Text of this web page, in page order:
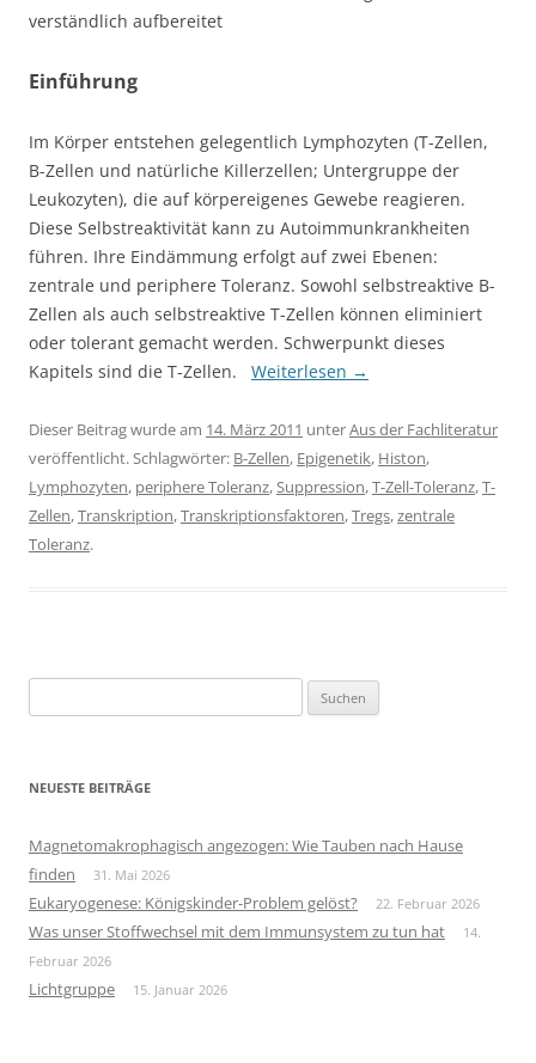
verständlich aufbereitet
Einführung
Im Körper entstehen gelegentlich Lymphozyten (T-Zellen,
B-Zellen und natürliche Killerzellen; Untergruppe der
Leukozyten), die auf körpereigenes Gewebe reagieren.
Diese Selbstreaktivität kann zu Autoimmunkrankheiten
führen. Ihre Eindämmung erfolgt auf zwei Ebenen:
zentrale und periphere Toleranz. Sowohl selbstreaktive B-
Zellen als auch selbstreaktive T-Zellen können eliminiert
oder tolerant gemacht werden. Schwerpunkt dieses
Kapitels sind die T-Zellen. Weiterlesen →
Dieser Beitrag wurde am 14. März 2011 unterAus der Fachliteratur
veröffentlicht. Schlagwörter: B-Zellen, Epigenetik, Histon,
Lymphozyten, periphere Toleranz,Suppression,T-Zell-Toleranz,T-
Zellen,Transkription,Transkriptionsfaktoren,Tregs,zentrale
Toleranz.
nach:
NEUESTE BEITRÄGE
Magnetomakrophagisch angezogen: Wie Tauben nach Hause
finden
31. Mai 2026
Eukaryogenese: Königskinder-Problem gelöst? 22. Februar 2026
Was unser Stoffwechsel mit dem Immunsystem zu tun hat
14.
Februar 2026
Lichtgruppe 15. Januar 2026